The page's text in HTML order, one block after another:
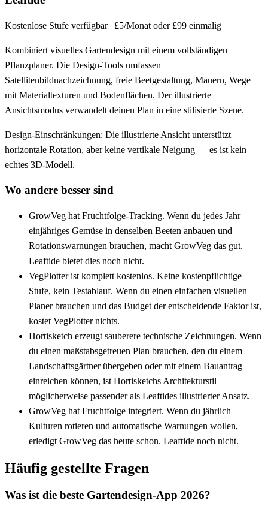
Kostenlose Stufe verfügbar | £5/Monat oder £99 einmalig
Kombiniert visuelles Gartendesign mit einem vollständigen
Pflanzplaner. Die Design-Tools umfassen
Satellitenbildnachzeichnung, freie Beetgestaltung, Mauern, Wege
mit Materialtexturen und Bodenflächen. Der illustrierte
Ansichtsmodus verwandelt deinen Plan in eine stilisierte Szene.
Design-Einschränkungen: Die illustrierte Ansicht unterstützt
horizontale Rotation, aber keine vertikale Neigung — es ist kein
echtes 3D-Modell.
Wo andere besser sind
GrowVeg hat Fruchtfolge-Tracking. Wenn du jedes Jahr
einjähriges Gemüse in denselben Beeten anbauen und
Rotationswarnungen brauchen, macht GrowVeg das gut.
Leaftide bietet dies noch nicht.
VegPlotter ist komplett kostenlos. Keine kostenpflichtige
Stufe, kein Testablauf. Wenn du einen einfachen visuellen
Planer brauchen und das Budget der entscheidende Faktor ist,
kostet VegPlotter nichts.
Hortisketch erzeugt sauberere technische Zeichnungen. Wenn
du einen maßstabsgetreuen Plan brauchen, den du einem
Landschaftsgärtner übergeben oder mit einem Bauantrag
einreichen können, ist Hortisketchs Architekturstil
möglicherweise passender als Leaftides illustrierter Ansatz.
GrowVeg hat Fruchtfolge integriert. Wenn du jährlich
Kulturen rotieren und automatische Warnungen wollen,
erledigt GrowVeg das heute schon. Leaftide noch nicht.
Häufig gestellte Fragen
Was ist die beste Gartendesign-App 2026?